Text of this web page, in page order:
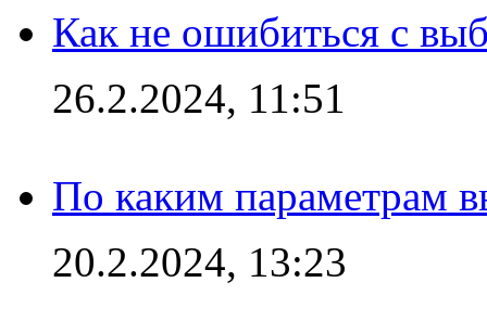
Как не ошибиться с
26.2.2024, 11:51
По каким параметрам
20.2.2024, 13:23